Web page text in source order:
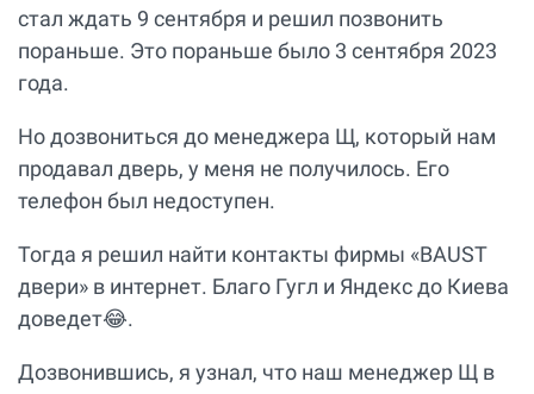
стал ждать 9 сентября и решил позвонить
пораньше. Это пораньше было 3 сентября 2023
года.
Но дозвониться до менеджера Щ, который нам
продавал дверь, у меня не получилось. Его
телефон был недоступен.
Тогда я решил найти контакты фирмы «BAUST
двери» в интернет. Благо Гугл и Яндекс до Киева
доведет😂.
Дозвонившись, я узнал, что наш менеджер Щ в